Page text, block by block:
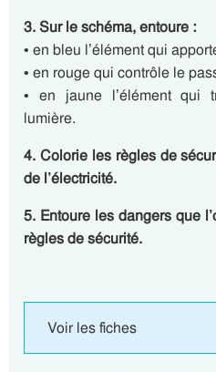
3. Sur le schéma, entoure :
• en bleu l’élément qui
• en rouge qui contrôle le
• en jaune l’élément qui
lumière.
4. Colorie les règles de
de l’électricité.
5. Entoure les dangers que
règles de sécurité.
Voir les fiches